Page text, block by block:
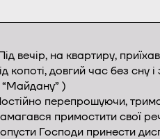
вечір, на квартиру,
копоті, довгий час без
“Майдану” )
перепрошуючи,
примостити свої
Господи принести